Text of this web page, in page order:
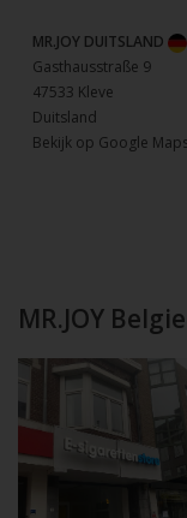
MR.JOY DUITSLAND
Gasthausstraße 9
47533 Kleve
Duitsland
Bekijk op Google
MR.JOY